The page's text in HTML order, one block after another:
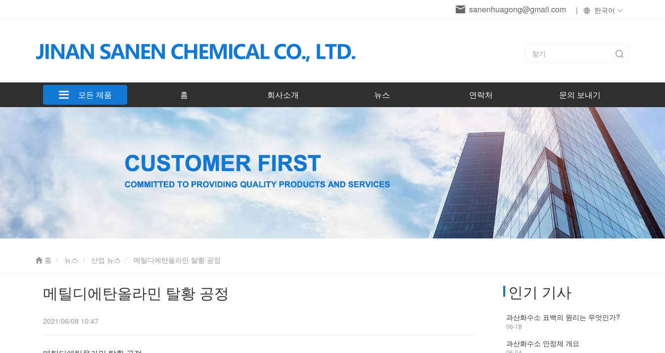
sanenhuagong@gmail.com | 한국어
모든 제품 홈 회사소개 뉴스 연락처 문의 보내기
홈 뉴스 산업 뉴스 메틸디에탄올라민 탈황 공정
메틸디에탄올라민 탈황 공정
2021/06/08 10:47
인기 기사
과산화수소 표백의 원리는 무엇인가?
06-18
과산화수소 안정제 개요